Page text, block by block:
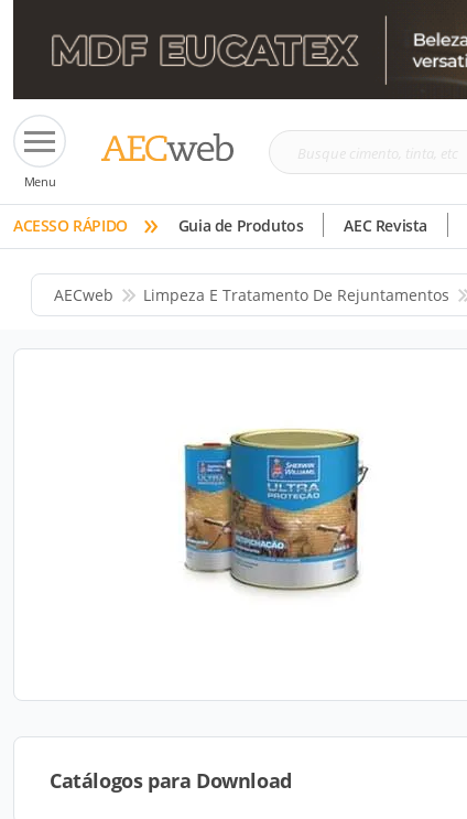
Menu
Busque
tinta,
etc
ACESSO RÁPIDO » Guia de Produtos AEC Revista
AECweb Limpeza E Tratamento De Rejuntamentos
Catálogos para Download